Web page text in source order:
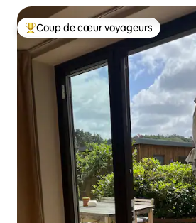
Coups de cœur voyageurs les plus
Coup de cœur voyageurs